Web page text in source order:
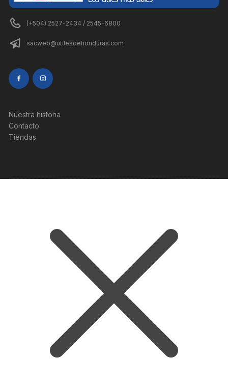
(+504) 2527-2434 / 2545-6800
sacweb@utilesdehonduras.com
Nuestra historia
Contacto
Tiendas